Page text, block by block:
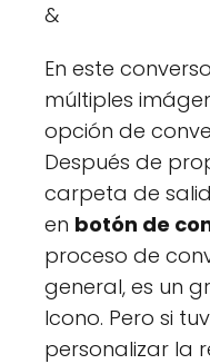
&
En este
múltiples
opción de
Después de
carpeta de
en botón de
proceso de
general, es un
Icono. Pero si
personalizar la